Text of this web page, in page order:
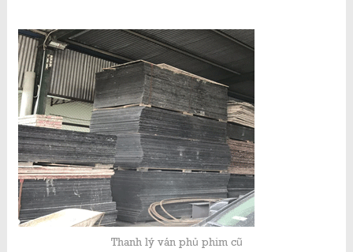
Thanh lý ván phủ phim cũ